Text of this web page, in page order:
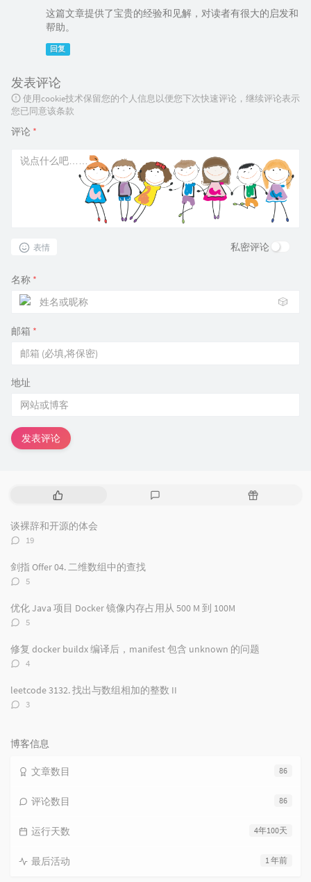
这篇文章提供了宝贵的经验和见解，对读者有很大的启发和
帮助。
回复
发表评论
使用cookie技术保留您的个人信息以便您下次快速评论，继续评论表示
您已同意该条款
评论 *
表情 私密评论
名称 *
🎲
邮箱 *
地址
发表评论
热
文
章
随
谈裸辞和开源的体会
评
数：
19
剑指 Offer 04. 二维数组中的查找
评
数：
5
优化 Java 项目 Docker 镜像内存占用从 500 M 到 100M
评
数：
5
修复 docker buildx 编译后，manifest 包含 unknown 的问题
评
数：
4
leetcode 3132. 找出与数组相加的整数 II
评
3
博客信息
86
文章数目
86
评论数目
4年100天
运行天数
1 年前
最后活动